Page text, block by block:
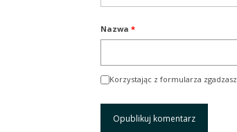
Nazwa *
Korzystając z formularza